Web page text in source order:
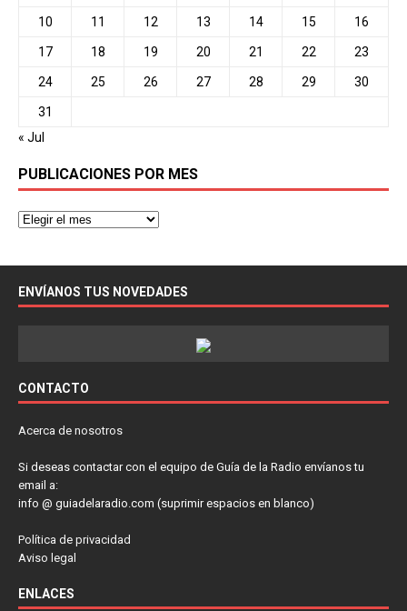
10 11 12 13 14 15 16
17 18 19 20 21 22 23
24 25 26 27 28 29 30
31
« Jul
PUBLICACIONES POR MES
ENVÍANOS TUS NOVEDADES
CONTACTO
Acerca de nosotros
Si deseas contactar con el equipo de Guía de la Radio envíanos tu
email a:
info @ guiadelaradio.com (suprimir espacios en blanco)
Política de privacidad
Aviso legal
ENLACES